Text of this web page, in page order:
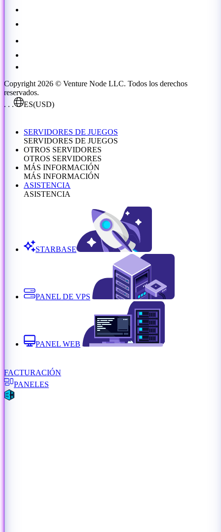
Copyright 2026 © Venture Node LLC. Todos los derechos
reservados.
. . .
ES(USD)
SERVIDORES DE JUEGOS
SERVIDORES DE JUEGOS
OTROS SERVIDORES
OTROS SERVIDORES
MÁS INFORMACIÓN
MÁS INFORMACIÓN
ASISTENCIA
ASISTENCIA
STARBASE
PANEL DE VPS
PANEL WEB
FACTURACIÓN
PANELES